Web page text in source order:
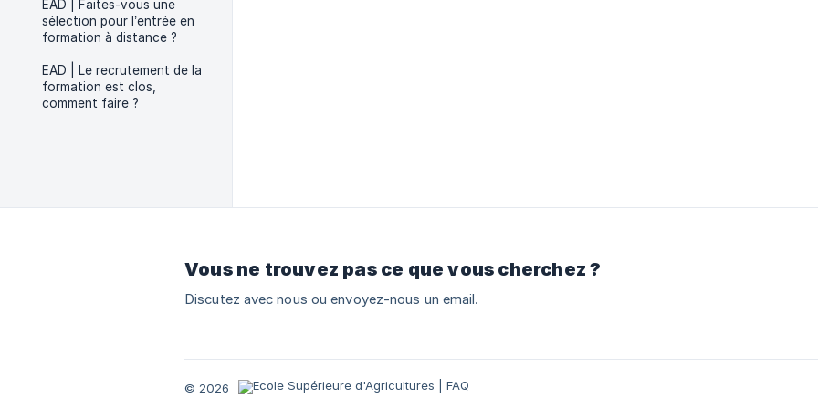
EAD | Faites-vous une
sélection pour l’entrée en
formation à distance ?
EAD | Le recrutement de la
formation est clos,
comment faire ?
Vous ne trouvez pas ce que vous cherchez ?
Discutez avec nous ou envoyez-nous un email.
© 2026